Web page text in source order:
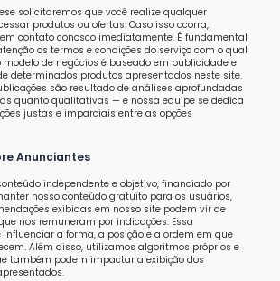
solicitaremos que você realize qualquer
produtos ou ofertas. Caso isso ocorra,
contato conosco imediatamente. É fundamental
os termos e condições do serviço com o qual
modelo de negócios é baseado em publicidade e
determinados produtos apresentados neste site.
são resultado de análises aprofundadas
quanto qualitativas — e nossa equipe se dedica
justas e imparciais entre as opções
Anunciantes
independente e objetivo, financiado por
nosso conteúdo gratuito para os usuários,
exibidas em nosso site podem vir de
nos remuneram por indicações. Essa
a forma, a posição e a ordem em que
Além disso, utilizamos algoritmos próprios e
também podem impactar a exibição dos